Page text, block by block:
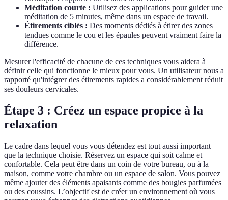
Méditation courte : Utilisez des applications pour guider une
méditation de 5 minutes, même dans un espace de travail.
Étirements ciblés : Des moments dédiés à étirer des zones
tendues comme le cou et les épaules peuvent vraiment faire la
différence.
Mesurer l'efficacité de chacune de ces techniques vous aidera à
définir celle qui fonctionne le mieux pour vous. Un utilisateur nous a
rapporté qu'intégrer des étirements rapides a considérablement réduit
ses douleurs cervicales.
Étape 3 : Créez un espace propice à la
relaxation
Le cadre dans lequel vous vous détendez est tout aussi important
que la technique choisie. Réservez un espace qui soit calme et
confortable. Cela peut être dans un coin de votre bureau, ou à la
maison, comme votre chambre ou un espace de salon. Vous pouvez
même ajouter des éléments apaisants comme des bougies parfumées
ou des coussins. L’objectif est de créer un environnement où vous